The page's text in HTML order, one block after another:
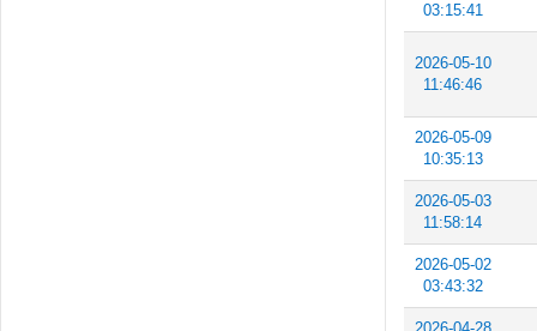
03:15:41
2026-05-10
11:46:46
2026-05-09
10:35:13
2026-05-03
11:58:14
2026-05-02
03:43:32